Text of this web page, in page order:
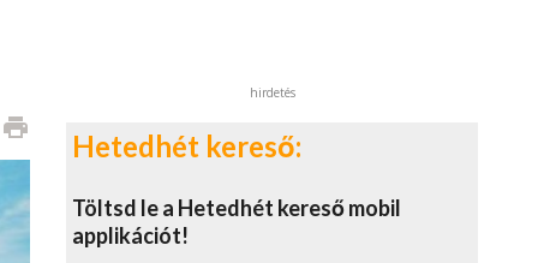
print
hirdetés
Hetedhét kereső:
Töltsd le a Hetedhét kereső mobil
applikációt!